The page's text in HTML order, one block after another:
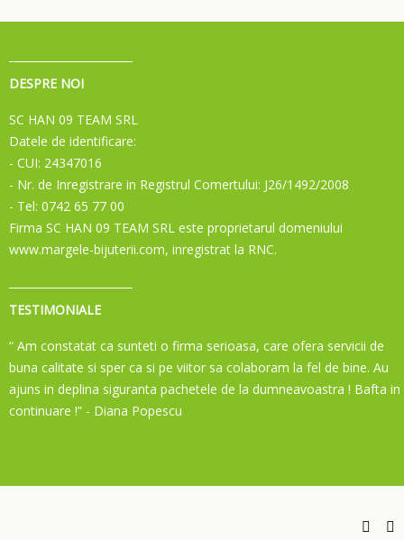
DESPRE NOI
SC HAN 09 TEAM SRL
Datele de identificare:
- CUI: 24347016
- Nr. de Inregistrare in Registrul Comertului: J26/1492/2008
- Tel: 0742 65 77 00
Firma SC HAN 09 TEAM SRL este proprietarul domeniului
www.margele-bijuterii.com, inregistrat la RNC.
TESTIMONIALE
“ Am constatat ca sunteti o firma serioasa, care ofera servicii de
buna calitate si sper ca si pe viitor sa colaboram la fel de bine. Au
ajuns in deplina siguranta pachetele de la dumneavoastra ! Bafta in
continuare !” - Diana Popescu